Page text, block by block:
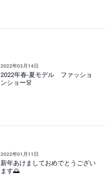
2022年03月14日
2022年春-夏モデル ファッショ
ンショー👗
2022年01月11日
新年あけましておめでとうござい
ます🌅